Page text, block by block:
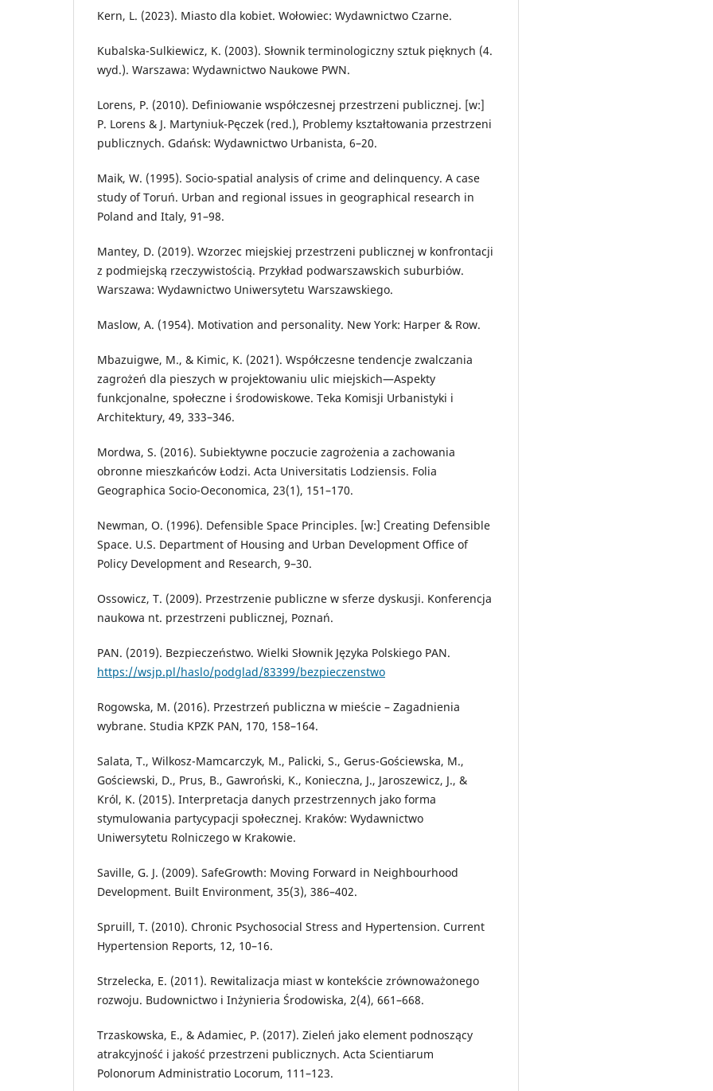
Kern, L. (2023). Miasto dla kobiet. Wołowiec: Wydawnictwo Czarne.
Kubalska-Sulkiewicz, K. (2003). Słownik terminologiczny sztuk pięknych (4.
wyd.). Warszawa: Wydawnictwo Naukowe PWN.
Lorens, P. (2010). Definiowanie współczesnej przestrzeni publicznej. [w:]
P. Lorens & J. Martyniuk-Pęczek (red.), Problemy kształtowania przestrzeni
publicznych. Gdańsk: Wydawnictwo Urbanista, 6–20.
Maik, W. (1995). Socio-spatial analysis of crime and delinquency. A case
study of Toruń. Urban and regional issues in geographical research in
Poland and Italy, 91–98.
Mantey, D. (2019). Wzorzec miejskiej przestrzeni publicznej w konfrontacji
z podmiejską rzeczywistością. Przykład podwarszawskich suburbiów.
Warszawa: Wydawnictwo Uniwersytetu Warszawskiego.
Maslow, A. (1954). Motivation and personality. New York: Harper & Row.
Mbazuigwe, M., & Kimic, K. (2021). Współczesne tendencje zwalczania
zagrożeń dla pieszych w projektowaniu ulic miejskich—Aspekty
funkcjonalne, społeczne i środowiskowe. Teka Komisji Urbanistyki i
Architektury, 49, 333–346.
Mordwa, S. (2016). Subiektywne poczucie zagrożenia a zachowania
obronne mieszkańców Łodzi. Acta Universitatis Lodziensis. Folia
Geographica Socio-Oeconomica, 23(1), 151–170.
Newman, O. (1996). Defensible Space Principles. [w:] Creating Defensible
Space. U.S. Department of Housing and Urban Development Office of
Policy Development and Research, 9–30.
Ossowicz, T. (2009). Przestrzenie publiczne w sferze dyskusji. Konferencja
naukowa nt. przestrzeni publicznej, Poznań.
PAN. (2019). Bezpieczeństwo. Wielki Słownik Języka Polskiego PAN.
https://wsjp.pl/haslo/podglad/83399/bezpieczenstwo
Rogowska, M. (2016). Przestrzeń publiczna w mieście – Zagadnienia
wybrane. Studia KPZK PAN, 170, 158–164.
Salata, T., Wilkosz-Mamcarczyk, M., Palicki, S., Gerus-Gościewska, M.,
Gościewski, D., Prus, B., Gawroński, K., Konieczna, J., Jaroszewicz, J., &
Król, K. (2015). Interpretacja danych przestrzennych jako forma
stymulowania partycypacji społecznej. Kraków: Wydawnictwo
Uniwersytetu Rolniczego w Krakowie.
Saville, G. J. (2009). SafeGrowth: Moving Forward in Neighbourhood
Development. Built Environment, 35(3), 386–402.
Spruill, T. (2010). Chronic Psychosocial Stress and Hypertension. Current
Hypertension Reports, 12, 10–16.
Strzelecka, E. (2011). Rewitalizacja miast w kontekście zrównoważonego
rozwoju. Budownictwo i Inżynieria Środowiska, 2(4), 661–668.
Trzaskowska, E., & Adamiec, P. (2017). Zieleń jako element podnoszący
atrakcyjność i jakość przestrzeni publicznych. Acta Scientiarum
Polonorum Administratio Locorum, 111–123.